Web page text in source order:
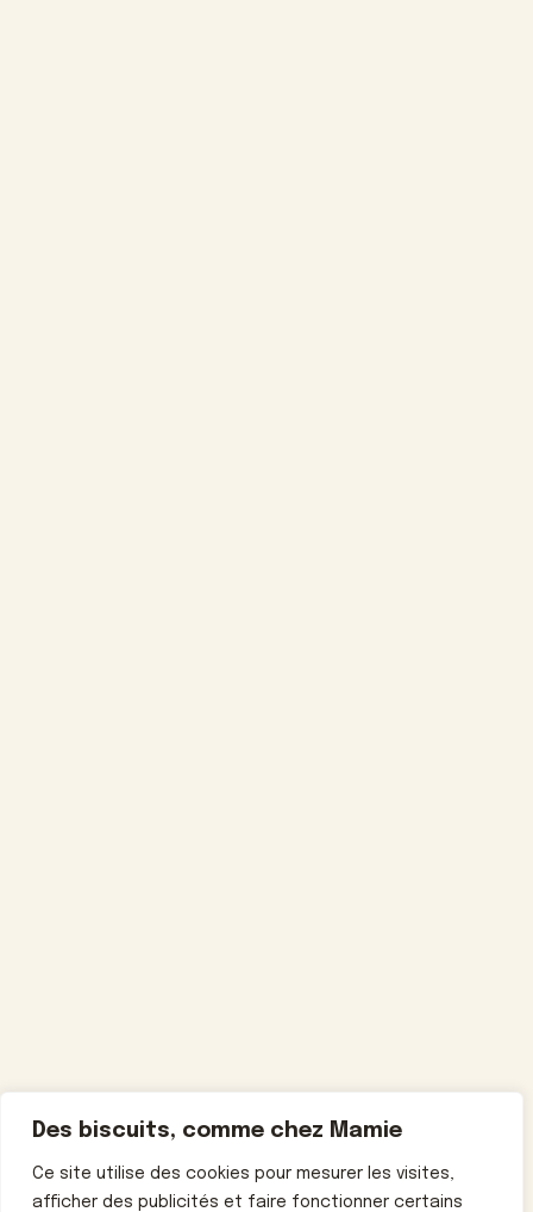
Des biscuits, comme chez Mamie
Ce site utilise des cookies pour mesurer les visites,
afficher des publicités et faire fonctionner certains